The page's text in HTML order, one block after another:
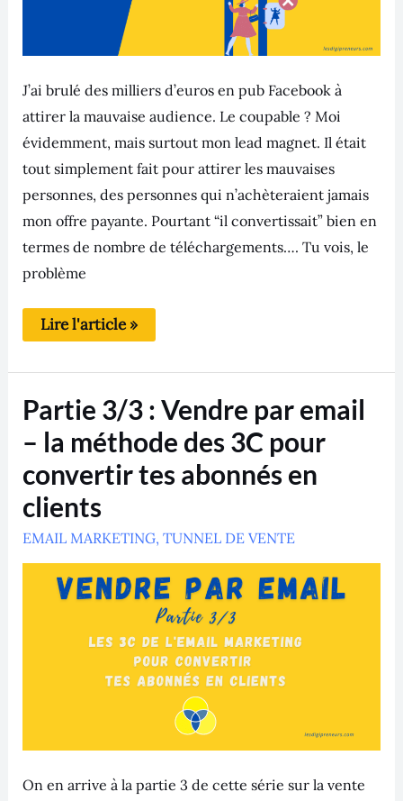
J’ai brulé des milliers d’euros en pub Facebook à
attirer la mauvaise audience. Le coupable ? Moi
évidemment, mais surtout mon lead magnet. Il était
tout simplement fait pour attirer les mauvaises
personnes, des personnes qui n’achèteraient jamais
mon offre payante. Pourtant “il convertissait” bien en
termes de nombre de téléchargements…. Tu vois, le
problème
Lire l'article »
Partie 3/3 : Vendre par email
– la méthode des 3C pour
convertir tes abonnés en
clients
EMAIL MARKETING, TUNNEL DE VENTE
On en arrive à la partie 3 de cette série sur la vente
Partie
3/3
Vendre
email
–
la
méthode
des
pour
convertir
tes